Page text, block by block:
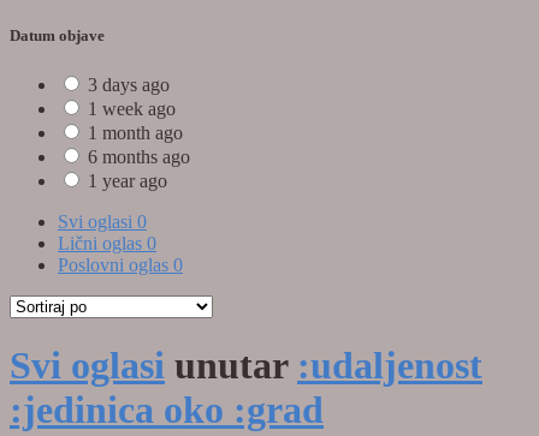
Datum objave
3 days ago
1 week ago
1 month ago
6 months ago
1 year ago
Svi oglasi 0
Lični oglas 0
Poslovni oglas 0
Svi oglasi unutar :udaljenost
:jedinica oko :grad